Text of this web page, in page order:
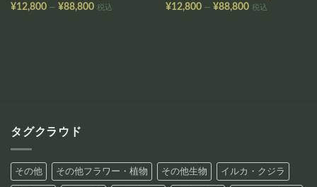
¥12,800 – ¥88,800価税込 ¥12,800 – ¥88,800価税込
タグクラウド
その他 その他フラワー・植物 その他生物 イルカ・クジラ